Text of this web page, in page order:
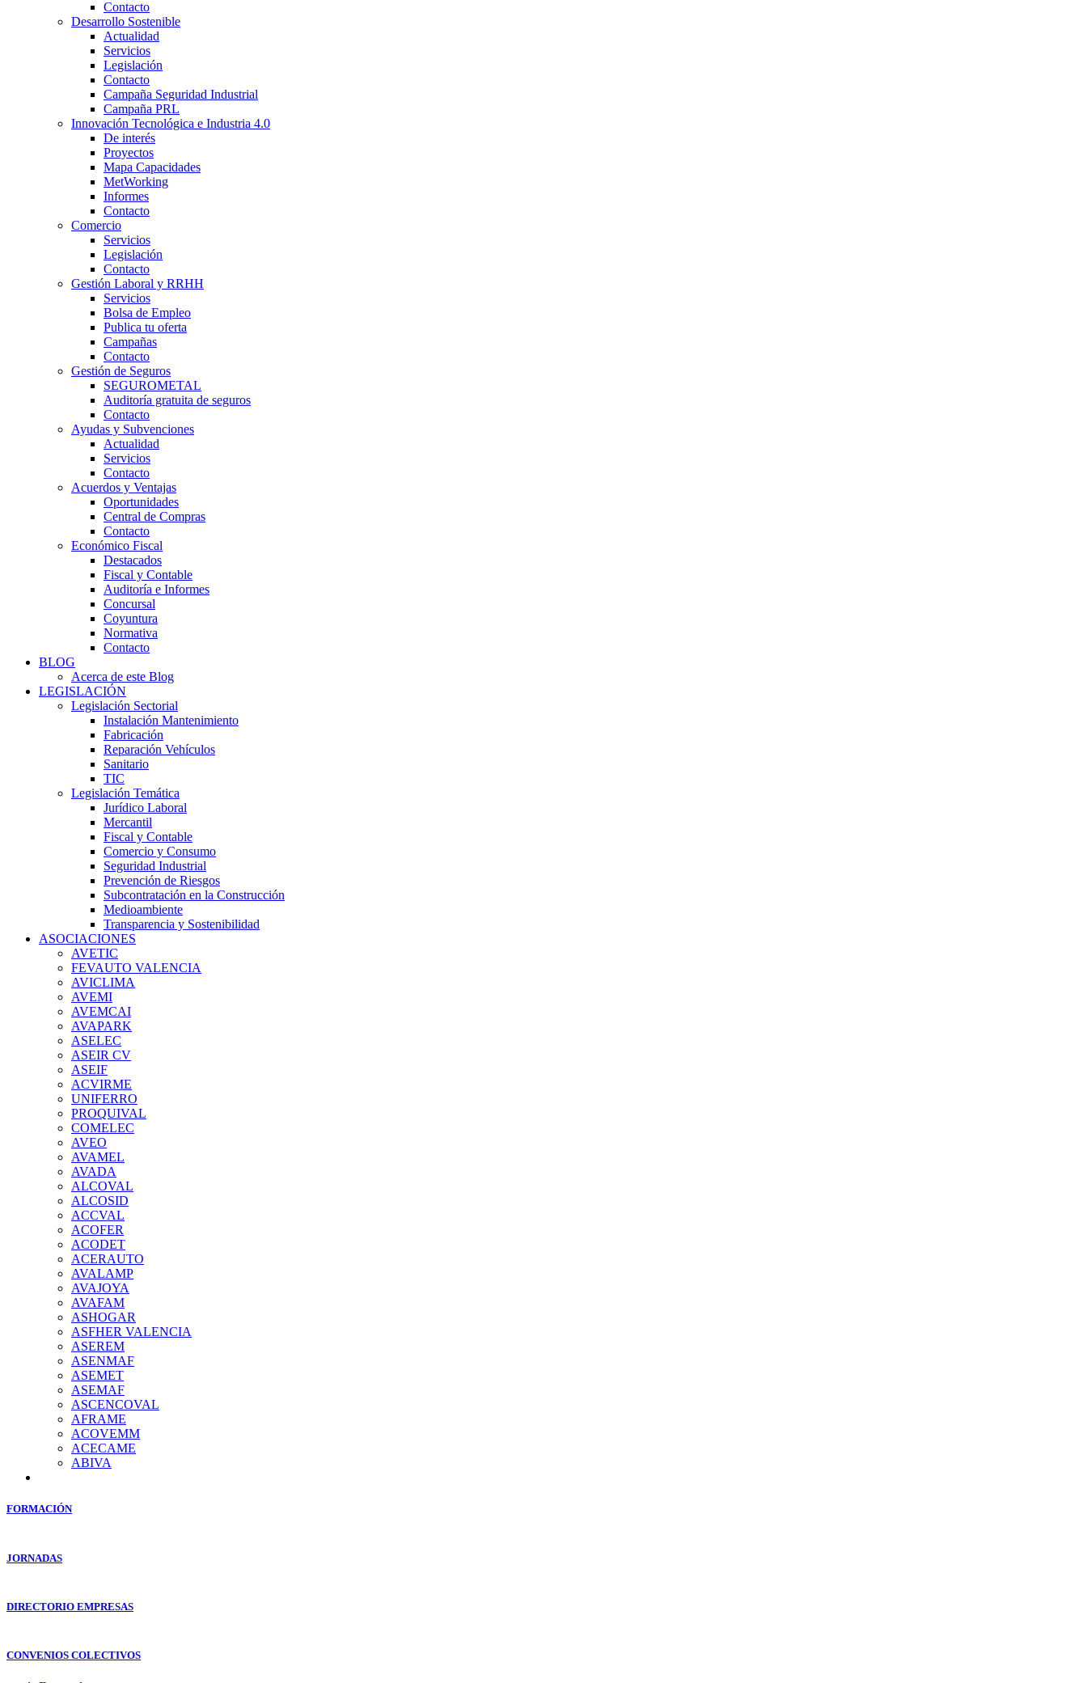
Contacto
Desarrollo Sostenible
Actualidad
Servicios
Legislación
Contacto
Campaña Seguridad Industrial
Campaña PRL
Innovación Tecnológica e Industria 4.0
De interés
Proyectos
Mapa Capacidades
MetWorking
Informes
Contacto
Comercio
Servicios
Legislación
Contacto
Gestión Laboral y RRHH
Servicios
Bolsa de Empleo
Publica tu oferta
Campañas
Contacto
Gestión de Seguros
SEGUROMETAL
Auditoría gratuita de seguros
Contacto
Ayudas y Subvenciones
Actualidad
Servicios
Contacto
Acuerdos y Ventajas
Oportunidades
Central de Compras
Contacto
Económico Fiscal
Destacados
Fiscal y Contable
Auditoría e Informes
Concursal
Coyuntura
Normativa
Contacto
BLOG
Acerca de este Blog
LEGISLACIÓN
Legislación Sectorial
Instalación Mantenimiento
Fabricación
Reparación Vehículos
Sanitario
TIC
Legislación Temática
Jurídico Laboral
Mercantil
Fiscal y Contable
Comercio y Consumo
Seguridad Industrial
Prevención de Riesgos
Subcontratación en la Construcción
Medioambiente
Transparencia y Sostenibilidad
ASOCIACIONES
AVETIC
FEVAUTO VALENCIA
AVICLIMA
AVEMI
AVEMCAI
AVAPARK
ASELEC
ASEIR CV
ASEIF
ACVIRME
UNIFERRO
PROQUIVAL
COMELEC
AVEO
AVAMEL
AVADA
ALCOVAL
ALCOSID
ACCVAL
ACOFER
ACODET
ACERAUTO
AVALAMP
AVAJOYA
AVAFAM
ASHOGAR
ASFHER VALENCIA
ASEREM
ASENMAF
ASEMET
ASEMAF
ASCENCOVAL
AFRAME
ACOVEMM
ACECAME
ABIVA
FORMACIÓN
JORNADAS
DIRECTORIO EMPRESAS
CONVENIOS COLECTIVOS